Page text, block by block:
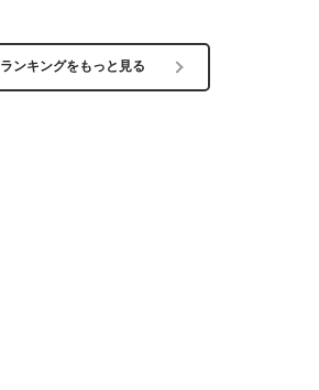
ランキングをもっと見る